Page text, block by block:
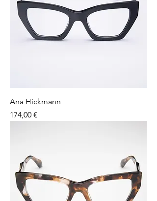
Ana Hickmann
Preço
174,00 €